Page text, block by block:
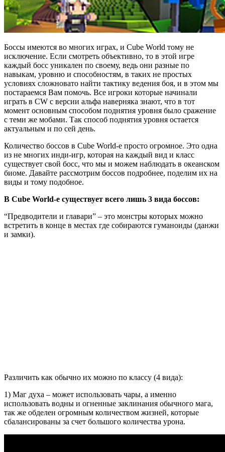
Боссы имеются во многих играх, и Cube World тому не
исключение. Если смотреть объективно, то в этой игре
каждый босс уникален по своему, ведь они разные по
навыкам, уровню и способностям, в таких не простых
условиях сложновато найти тактику ведения боя, и в этом мы
постараемся Вам помочь. Все игроки которые начинали
играть в CW с версии альфа наверняка знают, что в тот
момент основным способом поднятия уровня было сражение
с теми же мобами. Так способ поднятия уровня остается
актуальным и по сей день.
Количество боссов в Cube World-e просто огромное. Это одна
из не многих инди-игр, которая на каждый вид и класс
существует свой босс, что мы и можем наблюдать в океанском
биоме. Давайте рассмотрим боссов подробнее, поделим их на
виды и тому подобное.
В Cube World-e существует всего лишь 3 вида боссов:
“Предводители и главари” – это монстры которых можно
встретить в конце в местах где собираются гуманоиды (данжи
и замки).
Различить как обычно их можно по классу (4 вида):
1) Маг духа – может использовать чары, а именно
использовать водны и огненные заклинания обычного мага,
так же обделен огромным количеством жизней, которые
сбалансированы за счет большого количества урона.